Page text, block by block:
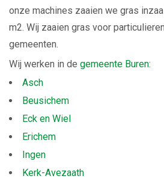
onze machines zaaien we gras
m2. Wij zaaien gras voor
gemeenten.
Wij werken in de gemeente Buren:
Asch
Beusichem
Eck en Wiel
Erichem
Ingen
Kerk-Avezaath